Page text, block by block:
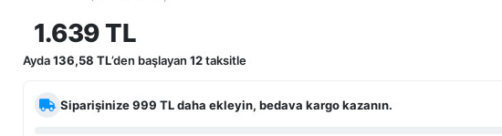
1.639 TL
Ayda136,58 TL’den başlayan12taksitle
Siparişinize999 TLdaha ekleyin, bedava kargo kazanın.